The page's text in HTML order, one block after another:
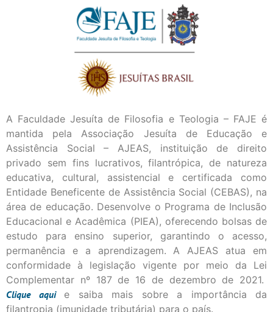
A Faculdade Jesuíta de Filosofia e Teologia – FAJE é
mantida pela Associação Jesuíta de Educação e
Assistência Social – AJEAS, instituição de direito
privado sem fins lucrativos, filantrópica, de natureza
educativa, cultural, assistencial e certificada como
Entidade Beneficente de Assistência Social (CEBAS), na
área de educação. Desenvolve o Programa de Inclusão
Educacional e Acadêmica (PIEA), oferecendo bolsas de
estudo para ensino superior, garantindo o acesso,
permanência e a aprendizagem. A AJEAS atua em
conformidade à legislação vigente por meio da Lei
Complementar nº 187 de 16 de dezembro de 2021.
Cliqueaqui
e saiba mais sobre a importância da
filantropia (imunidade tributária) para o país.